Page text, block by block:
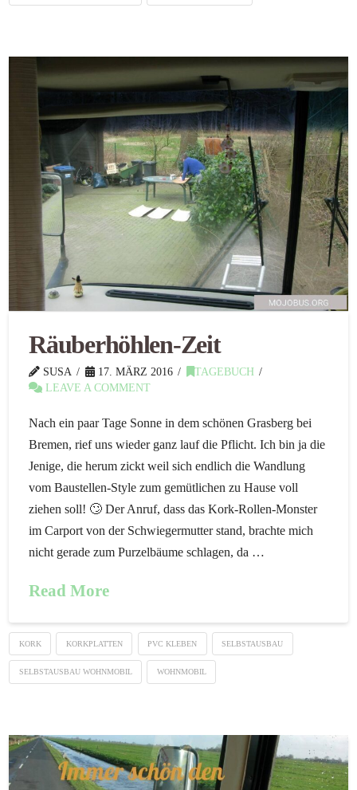
Räuberhöhlen-Zeit
SUSA 17. MÄRZ 2016
TAGEBUCH
LEAVE A COMMENT
Nach ein paar Tage Sonne in dem schönen Grasberg bei
Bremen, rief uns wieder ganz lauf die Pflicht. Ich bin ja die
Jenige, die herum zickt weil sich endlich die Wandlung
vom Baustellen-Style zum gemütlichen zu Hause voll
ziehen soll! 🙄 Der Anruf, dass das Kork-Rollen-Monster
im Carport von der Schwiegermutter stand, brachte mich
nicht gerade zum Purzelbäume schlagen, da …
Read More
KORK KORKPLATTEN PVC KLEBEN SELBSTAUSBAU
SELBSTAUSBAU WOHNMOBIL WOHNMOBIL